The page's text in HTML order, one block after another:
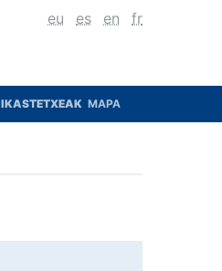
eu es en fr
IKASTETXEAK MAPA